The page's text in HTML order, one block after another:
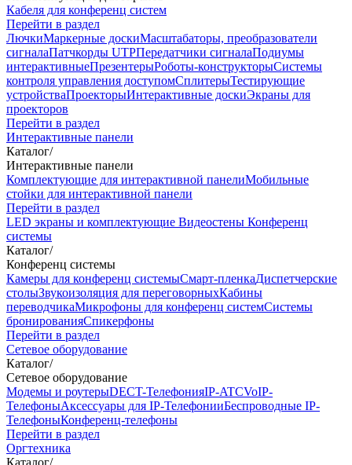
Кабеля для конференц систем
Перейти в раздел
ЛючкиМаркерные доскиМасштабаторы, преобразователи
сигналаПатчкорды UTPПередатчики сигналаПодиумы
интерактивныеПрезентерыРоботы-конструкторыСистемы
контроля управления доступомСплитерыТестирующие
устройстваПроекторыИнтерактивные доскиЭкраны для
проекторов
Перейти в раздел
Интерактивные панели
Каталог/
Интерактивные панели
Комплектующие для интерактивной панелиМобильные
стойки для интерактивной панели
Перейти в раздел
LED экраны и комплектующие Видеостены Конференц
системы
Каталог/
Конференц системы
Камеры для конференц системыCмарт-пленкаДиспетчерские
столыЗвукоизоляция для переговорныхКабины
переводчикаМикрофоны для конференц системСистемы
бронированияСпикерфоны
Перейти в раздел
Сетевое оборудование
Каталог/
Сетевое оборудование
Модемы и роутерыDECT-ТелефонияIP-ATCVoIP-
ТелефоныАксессуары для IP-ТелефонииБеспроводные IP-
ТелефоныКонференц-телефоны
Перейти в раздел
Оргтехника
Каталог/